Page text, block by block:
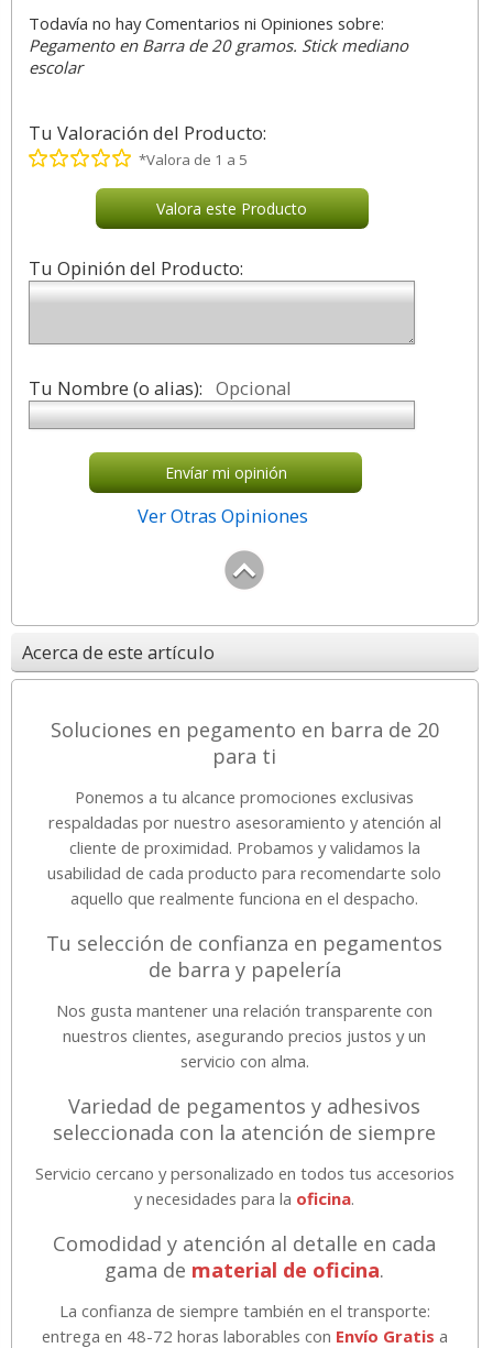
Todavía no hay Comentarios ni Opiniones sobre:
Pegamento en Barra de 20 gramos. Stick mediano
escolar
Tu Valoración del Producto:
*Valora de 1 a 5
Valora este Producto
Tu Opinión del Producto:
Tu Nombre (o alias): Opcional
Envíar mi opinión
Ver Otras Opiniones
Acerca de este artículo
Soluciones en pegamento en barra de 20
para ti
Ponemos a tu alcance promociones exclusivas
respaldadas por nuestro asesoramiento y atención al
cliente de proximidad. Probamos y validamos la
usabilidad de cada producto para recomendarte solo
aquello que realmente funciona en el despacho.
Tu selección de confianza en pegamentos
de barra y papelería
Nos gusta mantener una relación transparente con
nuestros clientes, asegurando precios justos y un
servicio con alma.
Variedad de pegamentos y adhesivos
seleccionada con la atención de siempre
Servicio cercano y personalizado en todos tus accesorios
y necesidades para la oficina.
Comodidad y atención al detalle en cada
gama de material de oficina.
La confianza de siempre también en el transporte:
entrega en 48-72 horas laborables con Envío Gratis a